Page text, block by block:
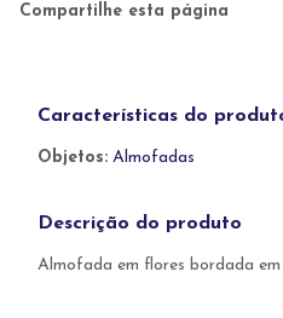
Compartilhe esta página
Características do
Objetos: Almofadas
Descrição do produto
Almofada em flores bordada